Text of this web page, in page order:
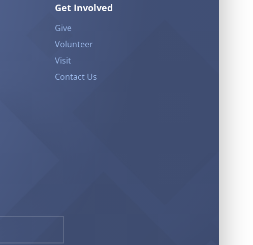
Get Involved
Give
Volunteer
Visit
Contact Us